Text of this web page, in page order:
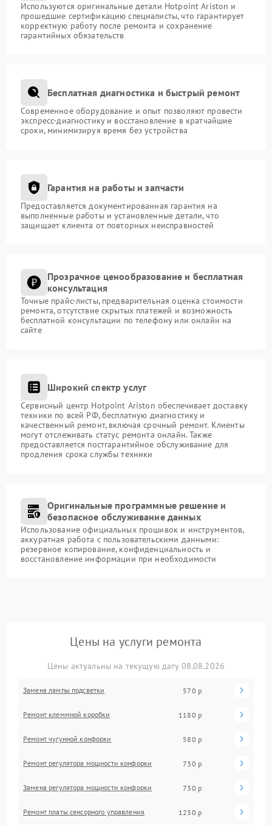
Используются оригинальные детали Hotpoint Ariston и
прошедшие сертификацию специалисты, что гарантирует
корректную работу после ремонта и сохранение
гарантийных обязательств
Бесплатная диагностика и быстрый ремонт
Современное оборудование и опыт позволяют провести
экспресс-диагностику и восстановление в кратчайшие
сроки, минимизируя время без устройства
Гарантия на работы и запчасти
Предоставляется документированная гарантия на
выполненные работы и установленные детали, что
защищает клиента от повторных неисправностей
Прозрачное ценообразование и бесплатная
консультация
Точные прайс-листы, предварительная оценка стоимости
ремонта, отсутствие скрытых платежей и возможность
бесплатной консультации по телефону или онлайн на
сайте
Широкий спектр услуг
Сервисный центр Hotpoint Ariston обеспечивает доставку
техники по всей РФ, бесплатную диагностику и
качественный ремонт, включая срочный ремонт. Клиенты
могут отслеживать статус ремонта онлайн. Также
предоставляется постгарантийное обслуживание для
продления срока службы техники
Оригинальные программные решение и
безопасное обслуживание данных
Использование официальных прошивок и инструментов,
аккуратная работа с пользовательскими данными:
резервное копирование, конфиденциальность и
восстановление информации при необходимости
Цены на услуги ремонта
Цены актуальны на текущую дату 08.08.2026
Замена лампы подсветки 570 р
Ремонт клеммной коробки 1180 р
Ремонт чугунной конфорки 580 р
Ремонт регулятора мощности конфорки 730 р
Замена регулятора мощности конфорки 730 р
Ремонт платы сенсорного управления 1230 р